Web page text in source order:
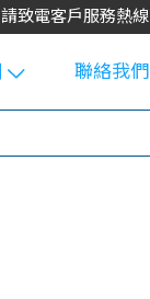
致電客戶服務熱線
校
聯絡我們